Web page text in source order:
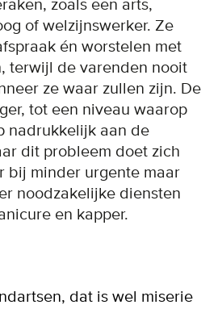
zoals een arts,
of welzijnswerker. Ze
én worstelen met
terwijl de varenden nooit
ze waar zullen zijn. De
tot een niveau waarop
nadrukkelijk aan de
dit probleem doet zich
bij minder urgente maar
noodzakelijke diensten
en kapper.
dat is wel miserie